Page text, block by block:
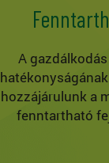
A
hozzájárulunk a
fenntartható